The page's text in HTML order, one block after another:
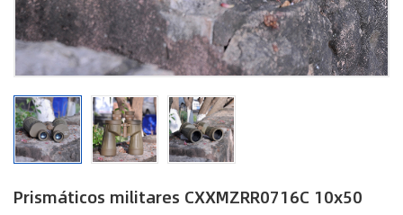
Prismáticos militares CXXMZRR0716C 10x50